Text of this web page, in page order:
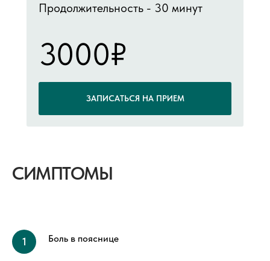
Продолжительность - 30 минут
3000₽
ЗАПИСАТЬСЯ НА ПРИЕМ
СИМПТОМЫ
Боль в пояснице